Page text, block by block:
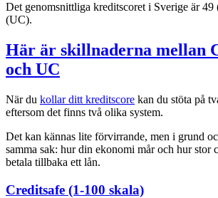
Det genomsnittliga kreditscoret i Sverige är 49
(UC).
Här är skillnaderna mellan
och UC
När du kollar ditt kreditscore kan du stöta på
eftersom det finns två olika system.
Det kan kännas lite förvirrande, men i grund
samma sak: hur din ekonomi mår och hur stor
betala tillbaka ett lån.
Creditsafe (1-100 skala)